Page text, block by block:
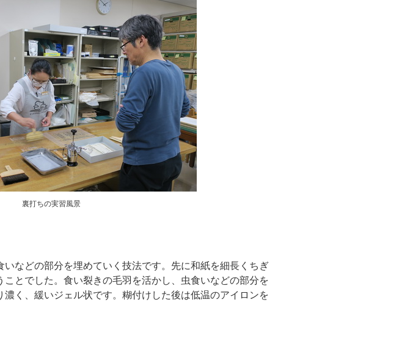
裏打ちの実習風景
などの部分を埋めていく技法です。先に和紙を細長くちぎ
とでした。食い裂きの毛羽を活かし、虫食いなどの部分を
く、緩いジェル状です。糊付けした後は低温のアイロンを